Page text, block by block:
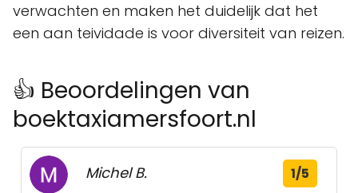
verwachten en maken het duidelijk dat het
een aan teividade is voor diversiteit van reizen.
👍 Beoordelingen van
boektaxiamersfoort.nl
Michel B. 1/5